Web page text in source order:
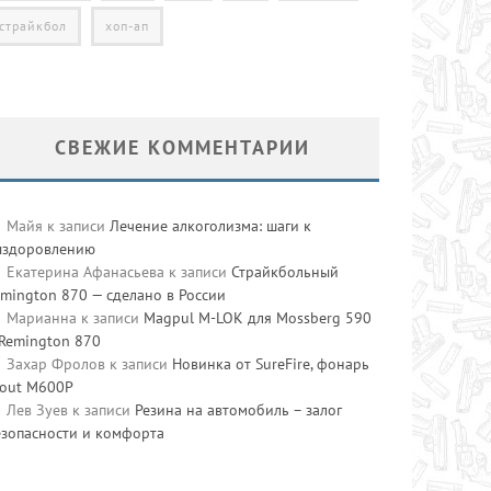
страйкбол хоп-ап
СВЕЖИЕ КОММЕНТАРИИ
Майя к записи Лечение алкоголизма: шаги к
Екатерина Афанасьева к записи Страйкбольный
870 — сделано в России
Марианна к записи Magpul M-LOK для Mossberg 590
870
Захар Фролов к записи Новинка от SureFire, фонарь
M600P
Лев Зуев к записи Резина на автомобиль – залог
и комфорта